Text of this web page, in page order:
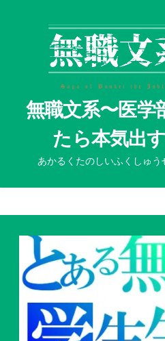
無職文系〜医学
たら本気出
あかるくたのしいふくしゅう